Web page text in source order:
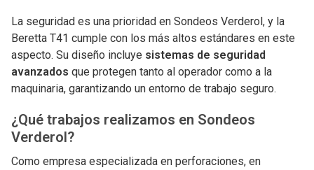
La seguridad es una prioridad en Sondeos Verderol, y la
Beretta T41 cumple con los más altos estándares en este
aspecto. Su diseño incluye sistemas de seguridad
avanzados que protegen tanto al operador como a la
maquinaria, garantizando un entorno de trabajo seguro.
¿Qué trabajos realizamos en Sondeos
Verderol?
Como empresa especializada en perforaciones, en